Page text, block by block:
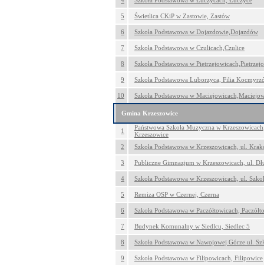
5 Świetlica CKiP w Zastowie, Zastów
6 Szkoła Podstawowa w Dojazdowie,Dojazdów
7 Szkoła Podstawowa w Czulicach,Czulice
8 Szkoła Podstawowa w
9 Szkoła Podstawowa Luborzyca, Filia
10 Szkoła Podstawowa w
Gmina Krzeszowice
1
Państwowa Szkoła Muzyczna w
Krzeszowice
2
Szkoła Podstawowa w Krzeszowicach, ul.
3 Publiczne Gimnazjum w Krzeszowicach, ul.
4 Szkoła Podstawowa w Krzeszowicach, ul.
5 Remiza OSP w Czernej, Czerna
6 Szkoła Podstawowa w Paczółtowicach,
7 Budynek Komunalny w Siedlcu, Siedlec 5
8 Szkoła Podstawowa w Nawojowej Górze ul.
9 Szkoła Podstawowa w Filipowicach, Filipowice